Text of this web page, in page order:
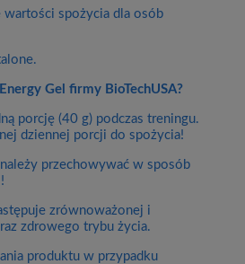
wartości spożycia dla osób
Gel firmy BioTechUSA?
porcję (40 g) podczas treningu.
dziennej porcji do spożycia!
przechowywać w sposób
zrównoważonej i
zdrowego trybu życia.
produktu w przypadku